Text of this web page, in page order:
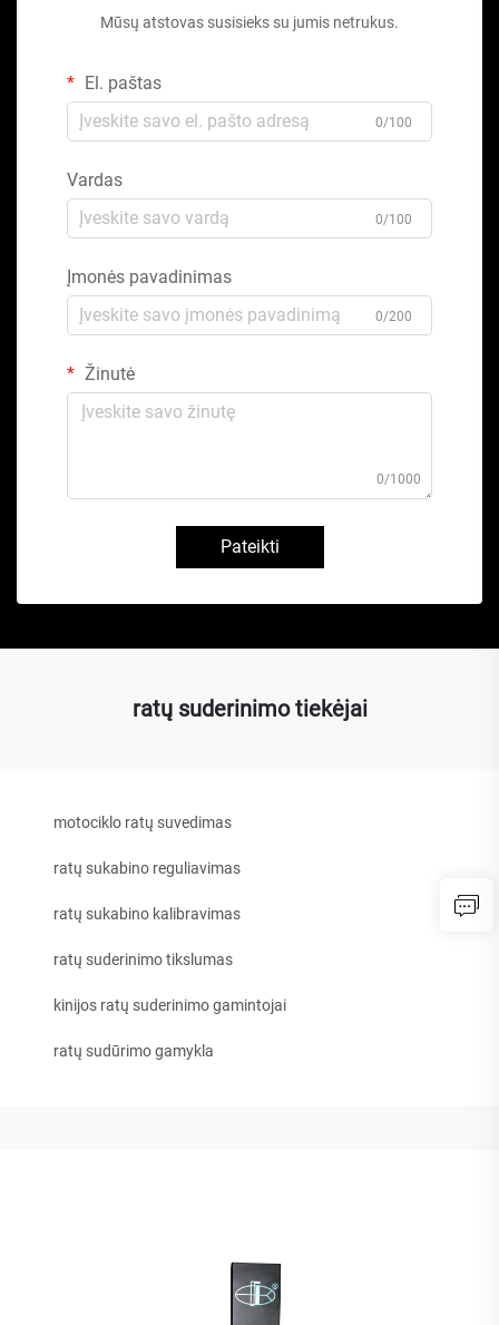
Mūsų atstovas susisieks su jumis netrukus.
El. paštas
0/100
Vardas
0/100
Įmonės pavadinimas
0/200
Žinutė
0/1000
Pateikti
ratų suderinimo tiekėjai
motociklo ratų suvedimas
ratų sukabino reguliavimas
ratų sukabino kalibravimas
ratų suderinimo tikslumas
kinijos ratų suderinimo gamintojai
ratų sudūrimo gamykla